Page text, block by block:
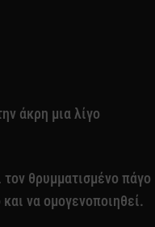
άκρη μια λίγο
θρυμματισμένο πάγο
να ομογενοποιηθεί.